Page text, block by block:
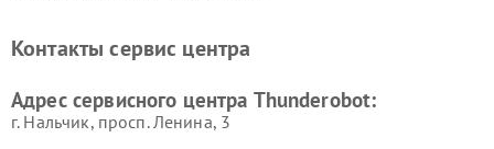
Контакты сервис центра
Адрес сервисного центра Thunderobot:
г. Нальчик, просп. Ленина, 3